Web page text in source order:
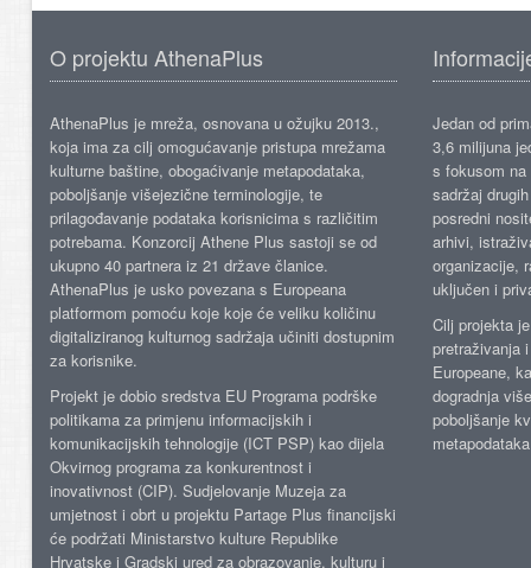
O projektu AthenaPlus
AthenaPlus je mreža, osnovana u ožujku 2013.,
koja ima za cilj omogućavanje pristupa mrežama
kulturne baštine, obogaćivanje metapodataka,
poboljšanje višejezične terminologije, te
prilagođavanje podataka korisnicima s različitim
potrebama. Konzorcij Athene Plus sastoji se od
ukupno 40 partnera iz 21 države članice.
AthenaPlus je usko povezana s Europeana
platformom pomoću koje koje će veliku količinu
digitaliziranog kulturnog sadržaja učiniti dostupnim
za korisnike.
Projekt je dobio sredstva EU Programa podrške
politikama za primjenu informacijskih i
komunikacijskih tehnologije (ICT PSP) kao dijela
Okvirnog programa za konkurentnost i
inovativnost (CIP). Sudjelovanje Muzeja za
umjetnost i obrt u projektu Partage Plus financijski
će podržati Ministarstvo kulture Republike
Hrvatske i Gradski ured za obrazovanje, kulturu i
Jedan od
3,6 milijuna
s fokusom
sadržaj
posredni
arhivi,
organizacije,
uključen i
Cilj projekta
pretraživanja
Europeane,
dogradnja
poboljšanje